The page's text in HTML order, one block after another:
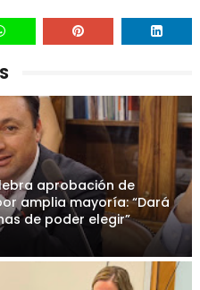
aprobación de
amplia mayoría: “Dará
de poder elegir”